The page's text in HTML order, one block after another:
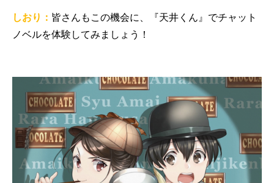
しおり： 皆さんもこの機会に、『天井くん』でチャット
ノベルを体験してみましょう！